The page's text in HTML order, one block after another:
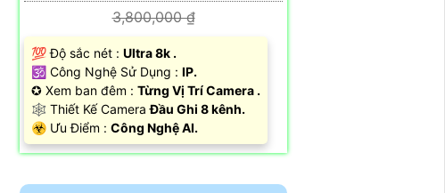
3,800,000 ₫
💯 Độ sắc nét : Ultra 8k .
🕉️ Công Nghệ Sử Dụng : IP.
✪ Xem ban đêm : Từng Vị Trí Camera .
🕸️ Thiết Kế CameraĐầu Ghi 8 kênh.
️☣️ Ưu Điểm : Công Nghệ AI.